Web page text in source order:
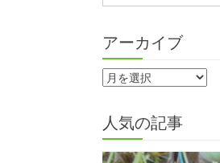
アーカイブ
人気の記事